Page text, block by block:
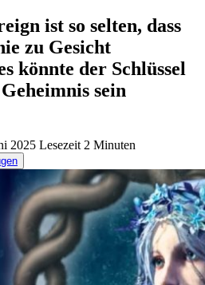
ist so selten, dass
zu Gesicht
könnte der Schlüssel
sein
2025 Lesezeit 2 Minuten